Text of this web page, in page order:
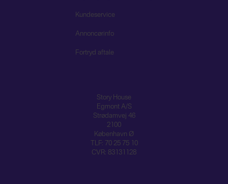
Kundeservice
Annoncørinfo
Fortryd aftale
Story House
Egmont A/S
Strødamvej 46
2100
København Ø
TLF: 70 25 75 10
CVR: 83131128